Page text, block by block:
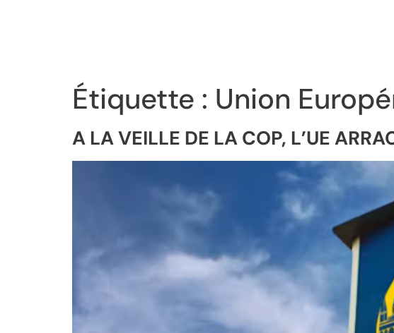
Étiquette : Union
A LA VEILLE DE LA COP, L’UE